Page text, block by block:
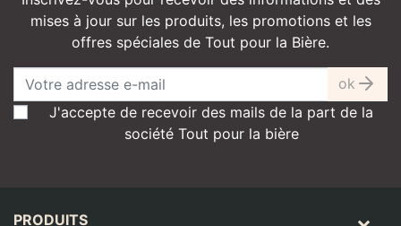
mises à jour sur les produits, les promotions et les
offres spéciales de Tout pour la Bière.
ok
J'accepte de recevoir des mails de la part de la
société Tout pour la bière
PRODUITS